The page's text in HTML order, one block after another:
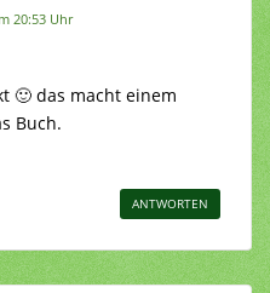
20:53 Uhr
🙂 das macht einem
Buch.
ANTWORTEN